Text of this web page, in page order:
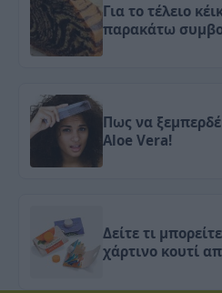
Για το τέλειο
παρακάτω
Πως να
Aloe Vera!
Δείτε τι
χάρτινο κουτί